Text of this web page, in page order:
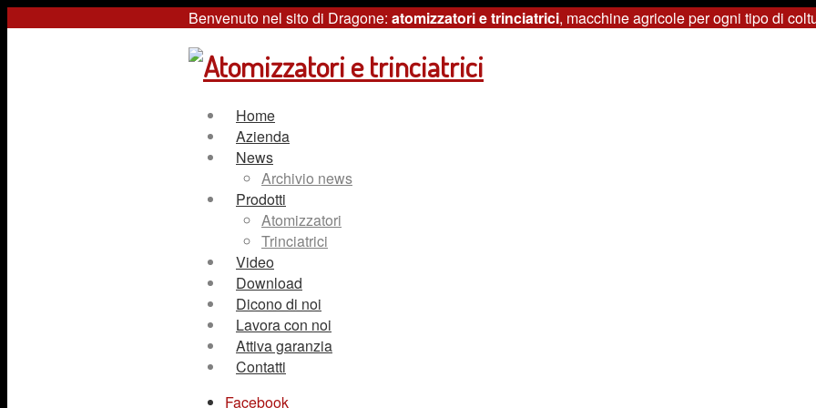
Benvenuto nel sito di Dragone: atomizzatori e trinciatrici, macchine agricole per ogni tipo di
Home
Azienda
News
Archivio news
Prodotti
Atomizzatori
Trinciatrici
Video
Download
Dicono di noi
Lavora con noi
Attiva garanzia
Contatti
Facebook